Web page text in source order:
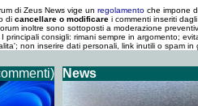
di Zeus News vige un regolamentoche impone
di cancellare o modificare i commenti inseriti
inoltre sono sottoposti a moderazione
consigli: rimani sempre in argomento;
non inserire dati personali, link inutili o spam in
News